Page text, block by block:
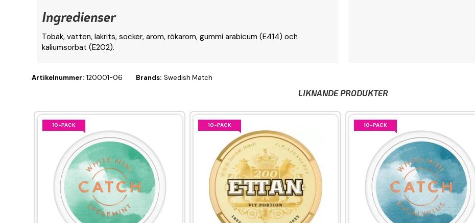
Ingredienser
Tobak, vatten, lakrits, socker, arom, rökarom, gummi arabicum (E414) och
kaliumsorbat (E202).
Artikelnummer: 120001-06 Brands: Swedish Match
LIKNANDE PRODUKTER
10-PACK 10-PACK 10-PACK